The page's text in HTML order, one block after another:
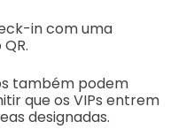
in com uma
também podem
que os VIPs entrem
designadas.